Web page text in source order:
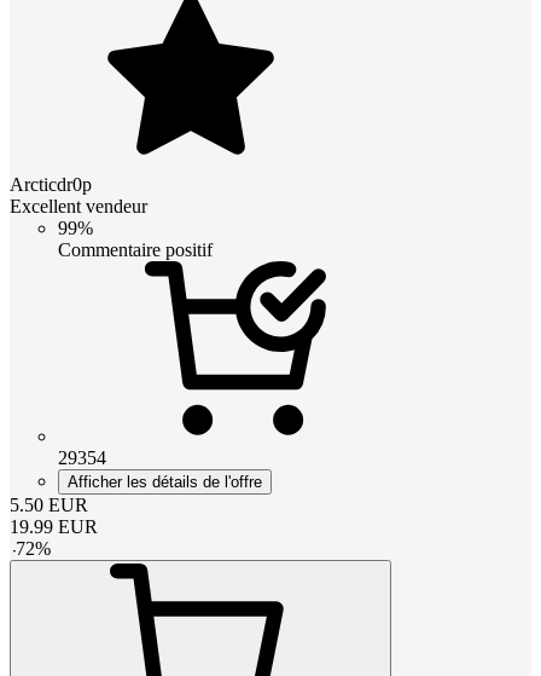
Arcticdr0p
Excellent vendeur
99%
Commentaire positif
29354
Afficher les détails de l'offre
5.50 EUR
19.99 EUR
-72%